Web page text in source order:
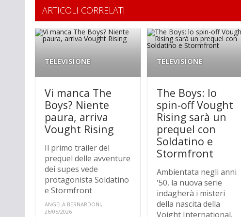
ARTICOLI CORRELATI
TELEVISIONE
Vi manca The
Boys? Niente
paura, arriva
Vought Rising
Il primo trailer del
prequel delle avventure
dei supes vede
protagonista Soldatino
e Stormfront
ANGELA BERNARDONI,
26/05/2026
TELEVISIONE
The Boys: lo
spin-off Vought
Rising sarà un
prequel con
Soldatino e
Stormfront
Ambientata negli anni
'50, la nuova serie
indagherà i misteri
della nascita della
Voight International.